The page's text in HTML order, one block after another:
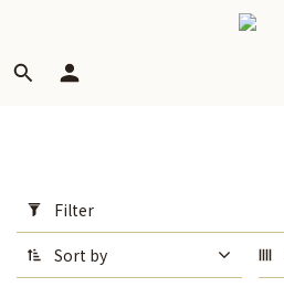
Filter
(0/20)
Filter
Sort by